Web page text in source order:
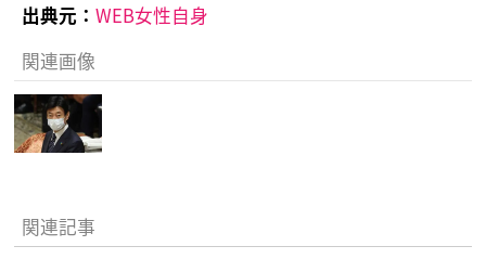
出典元： WEB女性自身
関連画像
関連記事